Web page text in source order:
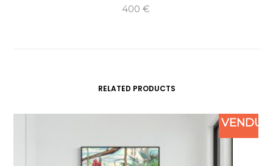
400€
RELATED PRODUCTS
VENDU